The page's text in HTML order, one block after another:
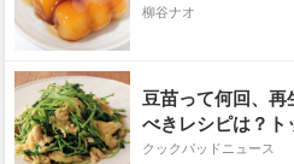
切りサイズ♪
柳谷ナオ
豆苗って何回、
べきレシピは？ト
正解【保存版】
クックパッドニュース